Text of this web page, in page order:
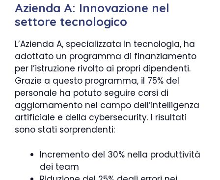
Azienda A: Innovazione nel
settore tecnologico
L’Azienda A, specializzata in tecnologia, ha
adottato un programma di finanziamento
per l’istruzione rivolto ai propri dipendenti.
Grazie a questo programma, il 75% del
personale ha potuto seguire corsi di
aggiornamento nel campo dell’intelligenza
artificiale e della cybersecurity. I risultati
sono stati sorprendenti:
Incremento del 30% nella produttività
dei team